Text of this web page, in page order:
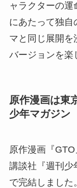
ャラクターの
にあたって独自
マと同じ展開を
バージョンを楽
原作漫画は東
少年マガジン
原作漫画『
講談社『週刊少
で完結しました